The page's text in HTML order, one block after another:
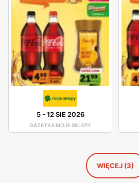
5-12 SIE 2026
GAZETKA MOJE SKLEPY
WIĘCEJ (3)